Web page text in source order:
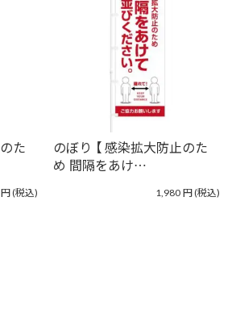
た
円(税込)
のぼり 【 感染拡大防止のた
め 間隔をあけ…
1,980円(税込)